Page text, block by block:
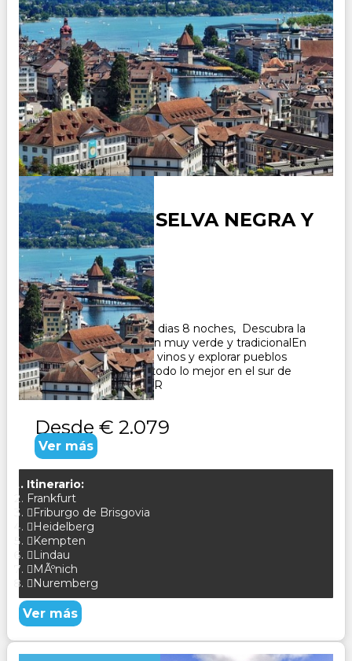
ALEMANIA - SELVA NEGRA Y
ALSACIA
Duración:
8Días7Noches
Paquete Turistico de 9 dias 8 noches, Descubra la
Selva Negra, una región muy verde y tradicionalEn
Alsacia podrá degustar vinos y explorar pueblos
pintorescos. Conozca todo lo mejor en el sur de
Alemania CONSULTAR
Desde € 2.079
Ver más
Itinerario:
Frankfurt
Friburgo de Brisgovia
Heidelberg
Kempten
Lindau
MÃºnich
Nuremberg
Ver más